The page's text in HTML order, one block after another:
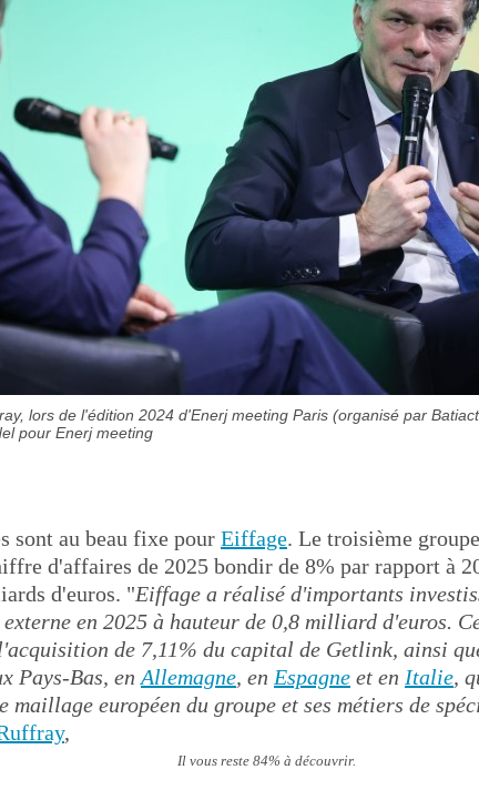
lors de l'édition 2024 d'Enerj meeting Paris (organisé par
pour Enerj meeting
sont au beau fixe pour Eiffage. Le troisième
d'affaires de 2025 bondir de 8% par rapport à
d'euros. "Eiffage a réalisé d'importants
en 2025 à hauteur de 0,8 milliard d'euros.
de 7,11% du capital de Getlink, ainsi
Pays-Bas, en Allemagne, en Espagne et en Italie,
maillage européen du groupe et ses métiers de
,
Il vous reste 84% à découvrir.